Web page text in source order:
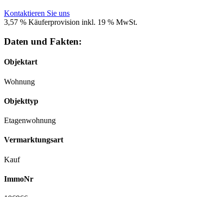
Kontaktieren Sie uns
3,57 % Käuferprovision inkl. 19 % MwSt.
Daten und Fakten:
Objektart
Wohnung
Objekttyp
Etagenwohnung
Vermarktungsart
Kauf
ImmoNr